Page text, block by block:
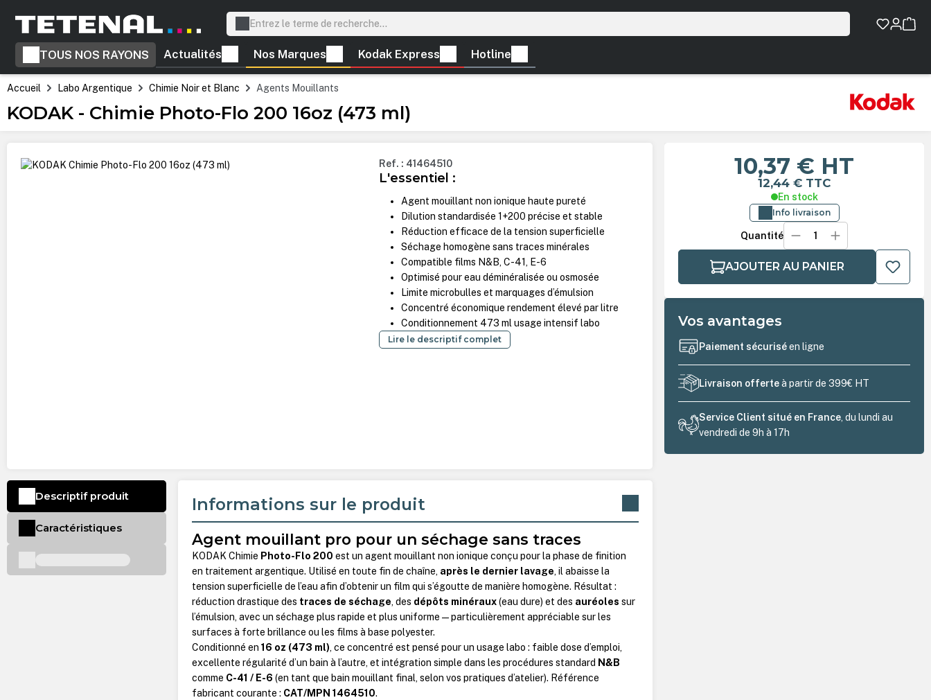
Passer à la navigation principale
TOUS NOS RAYONS Actualités Nos Marques Kodak Express Hotline
Accueil Labo Argentique Chimie Noir et Blanc Agents Mouillants
KODAK - Chimie Photo-Flo 200 16oz (473 ml)
Ignorer la galerie d'images Ref. : 41464510
L'essentiel :
Agent mouillant non ionique haute pureté
Dilution standardisée 1+200 précise et stable
Réduction efficace de la tension superficielle
Séchage homogène sans traces minérales
Compatible films N&B, C-41, E-6
Optimisé pour eau déminéralisée ou osmosée
Limite microbulles et marquages d’émulsion
Concentré économique rendement élevé par litre
Conditionnement 473 ml usage intensif labo
Lire le descriptif complet
10,37 € HT
12,44 € TTC
En stock
Info livraison
Quantité
AJOUTER AU PANIER
Vos avantages
Paiement sécuriséen ligne
Livraison offerteà partir de 399€ HT
Service Client situé en France , du lundi au
vendredi de 9h à 17h
Informations sur le produit
Agent mouillant pro pour un séchage sans traces
KODAK Chimie Photo-Flo 200 est un agent mouillant non ionique conçu pour la phase de finition
en traitement argentique. Utilisé en toute fin de chaîne, après le dernier lavage, il abaisse la
tension superficielle de l’eau afin d’obtenir un film qui s’égoutte de manière homogène. Résultat :
réduction drastique des traces de séchage, des dépôts minéraux(eau dure) et des auréoles sur
l’émulsion, avec un séchage plus rapide et plus uniforme—particulièrement appréciable sur les
surfaces à forte brillance ou les films à base polyester.
Conditionné en16 oz (473 ml), ce concentré est pensé pour un usage labo : faible dose d’emploi,
excellente régularité d’un bain à l’autre, et intégration simple dans les procédures standard N&B
comme C-41 / E-6 (en tant que bain mouillant final, selon vos pratiques d’atelier). Référence
fabricant courante : CAT/MPN 1464510.
Descriptif produit
Caractéristiques